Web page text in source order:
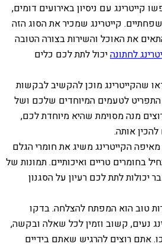
קייטרינג עם ניסיון באירועים דומים,
קייטרינג שמכיר את הסוג הזה
את האוכל והשירות בצורה הטובה
לחתונהיכול לתת לכם כלים
שהקייטרינג מוכן להקשיב לבקשות
לטעמים המיוחדים שלכם ושל
מנה מסוימת שהיא מיוחדת לכם,
אותה.
מאיפה הקייטרינג משיג את חומרי הגלם
בחומרים טריים ואיכותיים. תמונות של
יכולות לתת לכם רעיון על הסגנון
טוב הוא המפתח להצלחה. בדקו
נעים, קשוב וזמין לכל שאלה ובקשה,
אתם רוצים להרגיש שאתם בידיים